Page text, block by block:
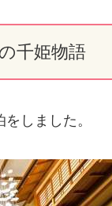
千姫物語
しました。